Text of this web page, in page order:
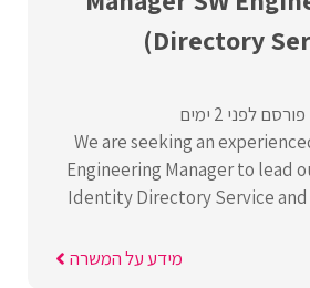
(Directory
פורסם לפני 2 ימים
We are seeking an
Engineering Manager to lead
Identity Directory Service
מידע על המשרה